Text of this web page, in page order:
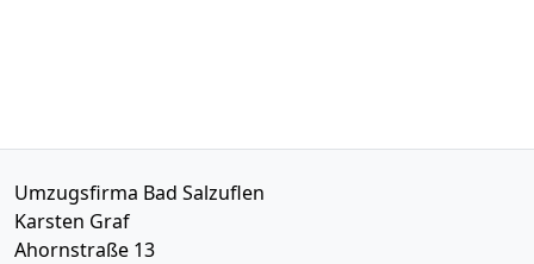
Umzugsfirma Bad Salzuflen
Karsten Graf
Ahornstraße 13